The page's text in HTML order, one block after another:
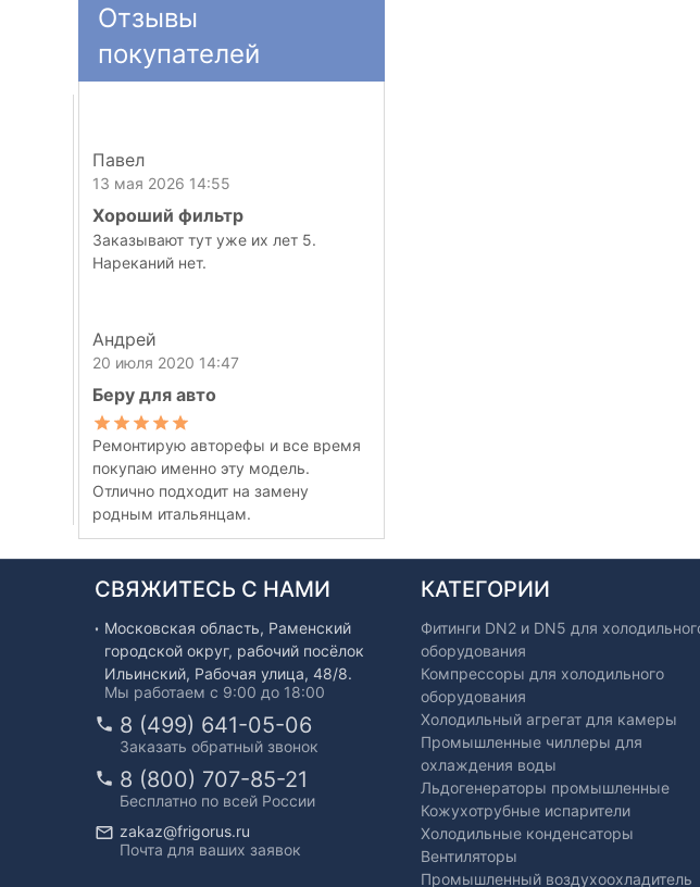
Отзывы
покупателей
Павел
13 мая 2026 14:55
Хороший фильтр
Заказывают тут уже их лет 5.
Нареканий нет.
Андрей
20 июля 2020 14:47
Беру для авто
Ремонтирую авторефы и все время
покупаю именно эту модель.
Отлично подходит на замену
родным итальянцам.
СВЯЖИТЕСЬ С НАМИ
Московская область, Раменский
городской округ, рабочий посёлок
Ильинский, Рабочая улица, 48/8.
Мы работаем с 9:00 до 18:00
8 (499) 641-05-06
Заказать обратный звонок
8 (800) 707-85-21
Бесплатно по всей России
zakaz@frigorus.ru
Почта для ваших заявок
КАТЕГОРИИ
Фитинги DN2 и DN5 для
оборудования
Компрессоры для холодильного
оборудования
Холодильный агрегат для камеры
Промышленные чиллеры для
охлаждения воды
Льдогенераторы промышленные
Кожухотрубные испарители
Холодильные конденсаторы
Вентиляторы
Промышленный воздухоохладитель